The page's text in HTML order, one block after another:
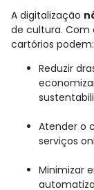
A digitalização
de cultura. Com
cartórios podem:
Reduzir
Atender o
serviços
Minimizar